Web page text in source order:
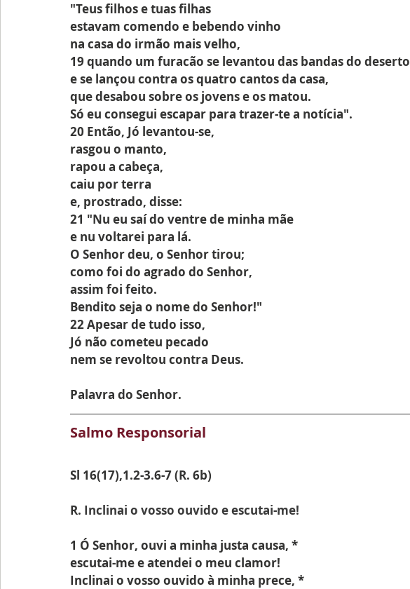
"Teus filhos e tuas filhas
estavam comendo e bebendo vinho
na casa do irmão mais velho,
19 quando um furacão se levantou das bandas do deserto
e se lançou contra os quatro cantos da casa,
que desabou sobre os jovens e os matou.
Só eu consegui escapar para trazer-te a notícia".
20 Então, Jó levantou-se,
rasgou o manto,
rapou a cabeça,
caiu por terra
e, prostrado, disse:
21 "Nu eu saí do ventre de minha mãe
e nu voltarei para lá.
O Senhor deu, o Senhor tirou;
como foi do agrado do Senhor,
assim foi feito.
Bendito seja o nome do Senhor!"
22 Apesar de tudo isso,
Jó não cometeu pecado
nem se revoltou contra Deus.
Palavra do Senhor.
Salmo Responsorial
Sl 16(17),1.2-3.6-7 (R. 6b)
R. Inclinai o vosso ouvido e escutai-me!
1 Ó Senhor, ouvi a minha justa causa, *
escutai-me e atendei o meu clamor!
Inclinai o vosso ouvido à minha prece, *